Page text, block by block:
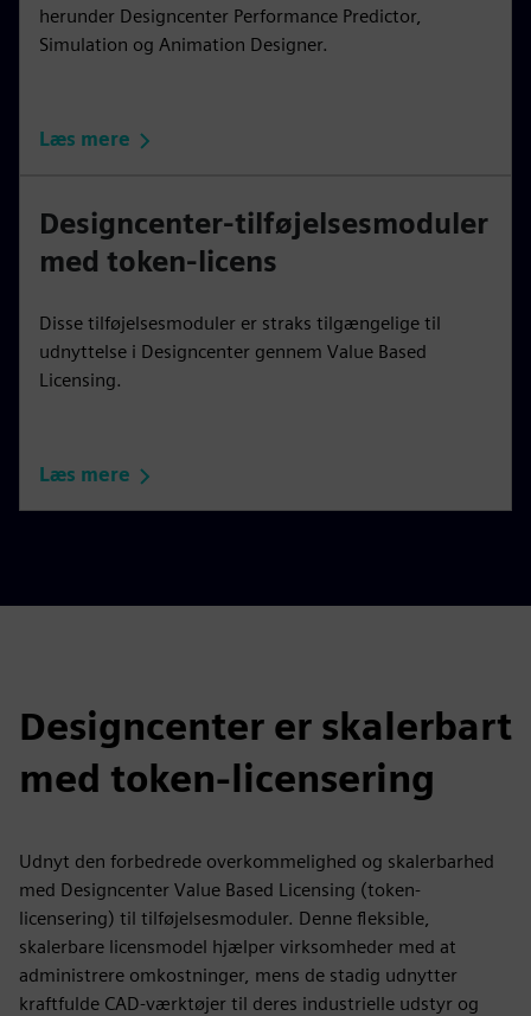
herunder Designcenter Performance Predictor,
Simulation og Animation Designer.
Læs mere
Designcenter-tilføjelsesmoduler
med token-licens
Disse tilføjelsesmoduler er straks tilgængelige til
udnyttelse i Designcenter gennem Value Based
Licensing.
Læs mere
Designcenter er skalerbart
med token-licensering
Udnyt den forbedrede overkommelighed og skalerbarhed
med Designcenter Value Based Licensing (token-
licensering) til tilføjelsesmoduler. Denne fleksible,
skalerbare licensmodel hjælper virksomheder med at
administrere omkostninger, mens de stadig udnytter
kraftfulde CAD-værktøjer til deres industrielle udstyr og